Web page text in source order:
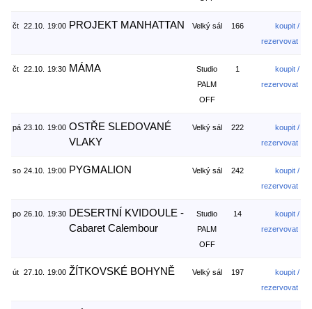
čt 22.10. 19:00 PROJEKT MANHATTAN Velký sál 166
koupit /
rezervovat
čt 22.10. 19:30 MÁMA
Studio
PALM
OFF
1
koupit /
rezervovat
pá 23.10. 19:00 OSTŘE SLEDOVANÉ
VLAKY
Velký sál 222
koupit /
rezervovat
so 24.10. 19:00 PYGMALION Velký sál 242
koupit /
rezervovat
po 26.10. 19:30 DESERTNÍ KVIDOULE -
Cabaret Calembour
Studio
PALM
OFF
14
koupit /
rezervovat
út 27.10. 19:00 ŽÍTKOVSKÉ BOHYNĚ Velký sál 197
koupit /
rezervovat